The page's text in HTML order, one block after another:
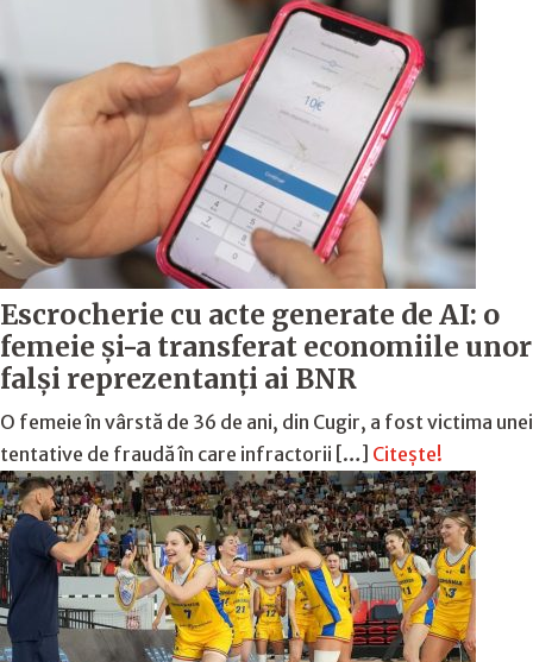
Escrocherie cu acte generate de AI: o
femeie și-a transferat economiile unor
falși reprezentanți ai BNR
O femeie în vârstă de 36 de ani, din Cugir, a fost victima unei
tentative de fraudă în care infractorii […] Citește!